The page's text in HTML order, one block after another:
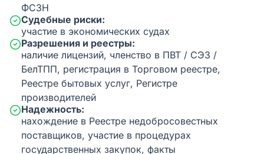
ФСЗН
Судебные риски:
участие в экономических судах
Разрешения и реестры:
наличие лицензий, членство в ПВТ / СЭЗ /
БелТПП, регистрация в Торговом реестре,
Реестре бытовых услуг, Регистре
производителей
Надежность:
нахождение в Реестре недобросовестных
поставщиков, участие в процедурах
государственных закупок, факты